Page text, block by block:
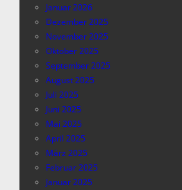
Januar 2026
Dezember 2025
November 2025
Oktober 2025
September 2025
August 2025
Juli 2025
Juni 2025
Mai 2025
April 2025
März 2025
Februar 2025
Januar 2025